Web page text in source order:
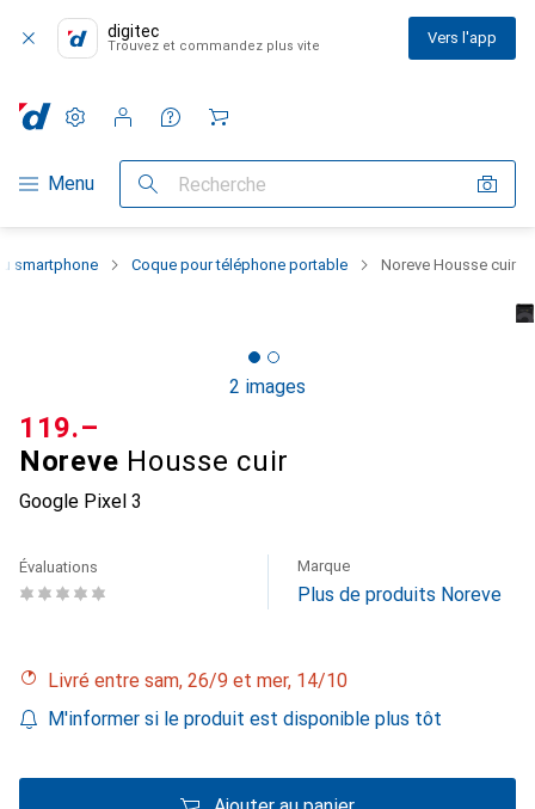
digitec
Trouvez et commandez plus vite Vers l'app
Navigation par catégorie
Menu Recherche
Paramètres
Compte client
Listes de comparaison
Listes d'envies
Panier
smartphone Coque pour téléphone portable Noreve Housse cuir
2 images
Noreve Housse cuir
Google Pixel 3
CHF
119.–
Évaluations Marque
Plus de produits Noreve
Livré entre sam, 26/9 et mer, 14/10
M'informer si le produit est disponible plus tôt